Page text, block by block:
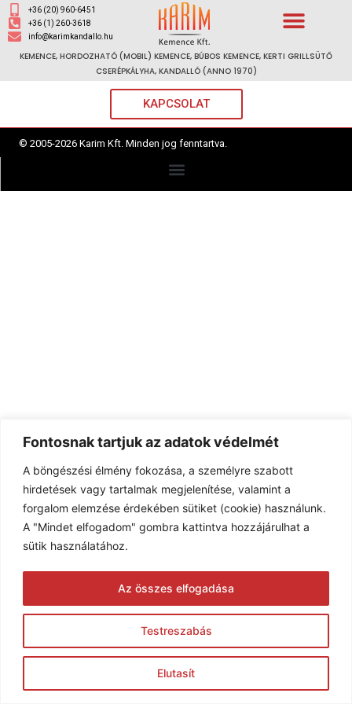
Fontosnak tartjuk az adatok védelmét
A böngészési élmény fokozása, a személyre szabott
hirdetések vagy tartalmak megjelenítése, valamint a
forgalom elemzése érdekében sütiket (cookie) használunk.
A "Mindet elfogadom" gombra kattintva hozzájárulhat a
sütik használatához.
Testreszabás
Elutasít
Az összes elfogadása
+36 (20) 960-6451
+36 (1) 260-3618
info@karimkandallo.hu
KEMENCE, HORDOZHATÓ (MOBIL) KEMENCE, BÚBOS KEMENCE, KERTI GRILLSÜTŐ
CSERÉPKÁLYHA, KANDALLÓ (ANNO 1970)
KAPCSOLAT
© 2005-2026 Karim Kft. Minden jog fenntartva.